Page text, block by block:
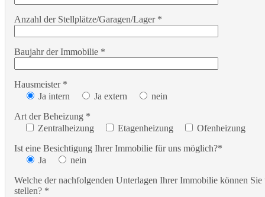
Anzahl der Stellplätze/Garagen/Lager *
Baujahr der Immobilie *
Hausmeister *
Ja intern
Ja extern
nein
Art der Beheizung *
Zentralheizung
Etagenheizung
Ofenheizung
Ist eine Besichtigung Ihrer Immobilie für uns möglich?*
Ja
nein
Welche der nachfolgenden Unterlagen Ihrer Immobilie können
stellen? *